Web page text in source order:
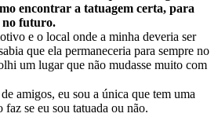
encontrar a tatuagem certa, para
no futuro.
e o local onde a minha deveria ser
que ela permaneceria para sempre no
um lugar que não mudasse muito com
amigos, eu sou a única que tem uma
faz se eu sou tatuada ou não.